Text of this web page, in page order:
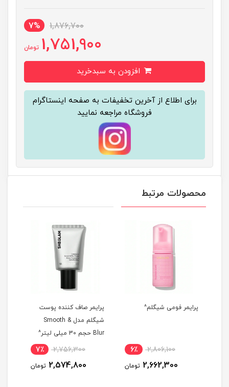
1,876,700
7%
1,751,900 تومان
برای اطلاع از آخرین تخفیفات به صفحه اینستاگرام
فروشگاه مراجعه نمایید
محصولات مرتبط
پرایمر فومی شیگلم^
2,806,100 6٪
2,662,300 تومان
پرایمر صاف کننده پوست
شیگلم مدل Smooth &
Blur حجم 30 میلی لیتر^
2,756,300 7٪
2,574,800 تومان